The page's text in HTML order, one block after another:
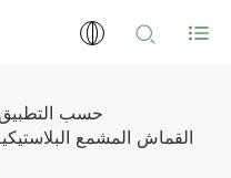
حسب
القماش المشمع